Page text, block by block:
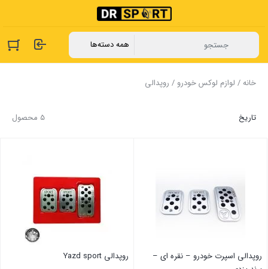
خانه/ لوازم لوکس خودرو / روپدالی
5 محصول تاریخ
روپدالی اسپرت خودرو – نقره ای –
روپدالی Yazd sport